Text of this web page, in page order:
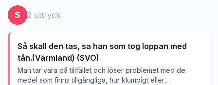
S 2 uttryck
Så skall den tas, sa han som tog loppan med
tån.(Värmland) (SVO)
Man tar vara på tillfället och löser problemet med de
medel som finns tillgängliga, hur klumpigt eller